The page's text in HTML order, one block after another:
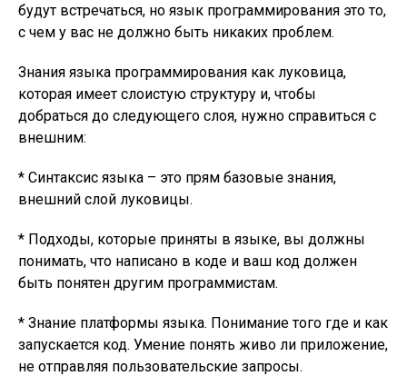
будут встречаться, но язык программирования это то,
с чем у вас не должно быть никаких проблем.
Знания языка программирования как луковица,
которая имеет слоистую структуру и, чтобы
добраться до следующего слоя, нужно справиться с
внешним:
* Синтаксис языка – это прям базовые знания,
внешний слой луковицы.
* Подходы, которые приняты в языке, вы должны
понимать, что написано в коде и ваш код должен
быть понятен другим программистам.
* Знание платформы языка. Понимание того где и как
запускается код. Умение понять живо ли приложение,
не отправляя пользовательские запросы.